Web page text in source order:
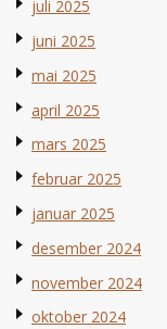
juli 2025
juni 2025
mai 2025
april 2025
mars 2025
februar 2025
januar 2025
desember 2024
november 2024
oktober 2024